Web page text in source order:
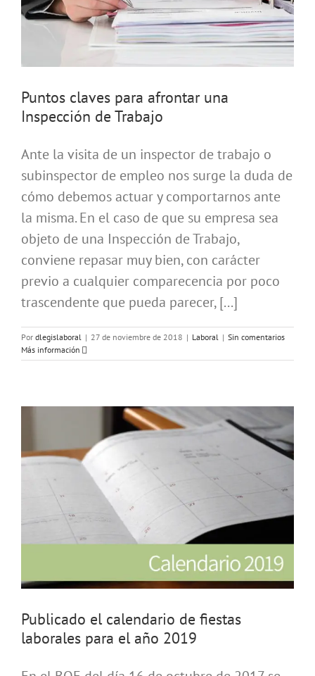
Puntos claves para afrontar una
Inspección de Trabajo
Ante la visita de un inspector de trabajo o
subinspector de empleo nos surge la duda de
cómo debemos actuar y comportarnos ante
la misma. En el caso de que su empresa sea
objeto de una Inspección de Trabajo,
conviene repasar muy bien, con carácter
previo a cualquier comparecencia por poco
trascendente que pueda parecer, [...]
Por dlegislaboral | 27 de noviembre de 2018 | Laboral | Sin comentarios
Más información
Publicado el calendario de fiestas
laborales para el año 2019